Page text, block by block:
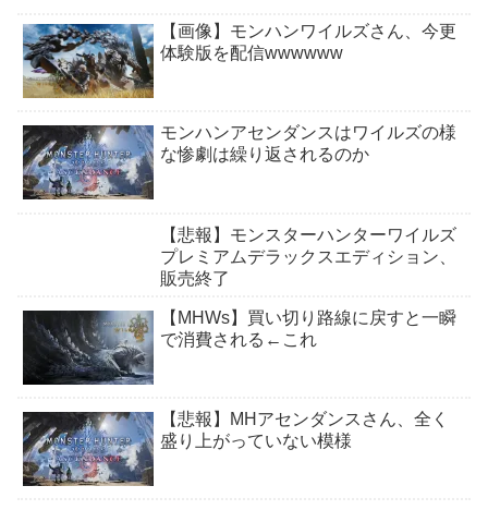
【画像】モンハンワイルズさん、今更
体験版を配信wwwwww
モンハンアセンダンスはワイルズの様
な惨劇は繰り返されるのか
【悲報】モンスターハンターワイルズ
プレミアムデラックスエディション、
販売終了
【MHWs】買い切り路線に戻すと一瞬
で消費される←これ
【悲報】MHアセンダンスさん、全く
盛り上がっていない模様